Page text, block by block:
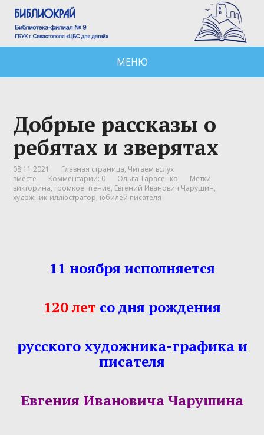
МЕНЮ
Добрые рассказы о
ребятах и зверятах
08.11.2021 Главная страница, Читаем вслух
вместе
Комментарии: 0 Ольга Тарасенко
Метки:
викторина, громкое чтение, Евгений Иванович Чарушин,
художник-иллюстратор, юбилей писателя
11 ноября исполняется
120 лет со дня рождения
русского художника-графика и
писателя
Евгения Ивановича Чарушина